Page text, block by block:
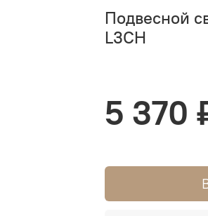
Подвесной
L3CH
5 370